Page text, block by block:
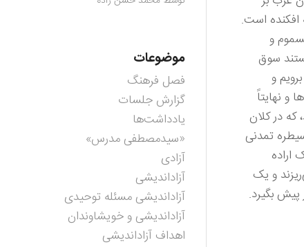
افکنده است.
و
سوق
و
و نهایتاً
در کلان
تمدنی
و یک
بگیرد.
موضوعات
فصل فرهنگ
گزارش جلسات
یادداشت‌ها
«سیدمصطفی مدرس»
آزادی
آزاداندیشی
آزاداندیشی مسئله توحیدی
آزاداندیشی و خویشاوندان
اهداف آزاداندیشی